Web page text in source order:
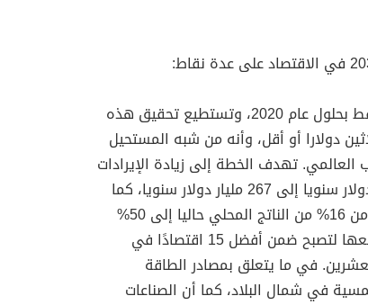
تستطيع السعودية من خلاله العيش بدون نفط بحلول عام 2020، وتستطيع تحقيق هذه
دولارا أو أقل، وأنه من شبه المستحيل
تهدف الخطة إلى زيادة الإيرادات
غير النفطية ستة أضعاف من نحو 43.5 مليار دولار سنويا إلى 267 مليار دولار سنويا، كما
تهدف إلى زيادة حصة الصادرات غير النفطية من 16% من الناتج المحلي حاليا إلى 50%
من الناتج وتسعى السعودية إلى تحسين وضعها لتصبح ضمن أفضل 15 اقتصادًا في
في ما يتعلق بمصادر الطاقة
في شمال البلاد، كما أن الصناعات